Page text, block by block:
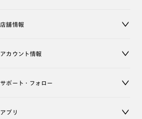
店舗情報
アカウント情報
サポート・フォロー
アプリ